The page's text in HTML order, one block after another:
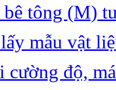
tông (M)
mẫu vật
cường độ,